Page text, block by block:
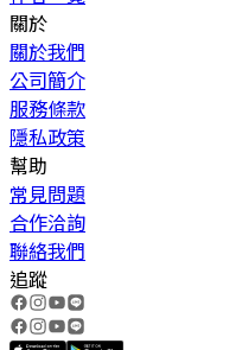
關於
關於我們
公司簡介
服務條款
隱私政策
幫助
常見問題
合作洽詢
聯絡我們
追蹤